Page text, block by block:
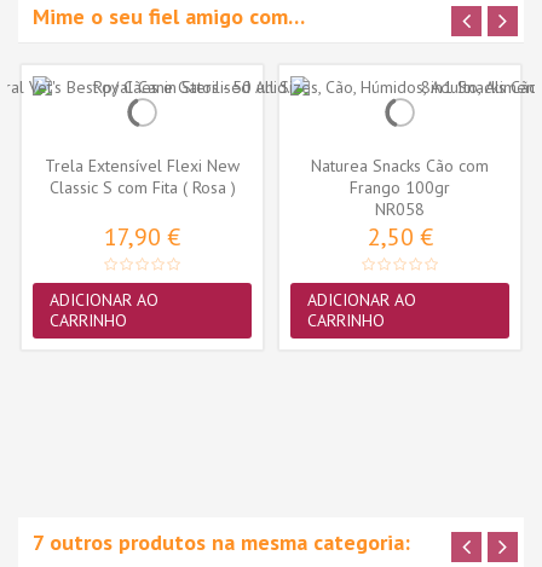
Mime o seu fiel amigo com…
Trela Extensível Flexi New
Classic S com Fita ( Rosa )
17,90 €
ADICIONAR AO
CARRINHO
Naturea Snacks Cão com
Frango 100gr
NR058
2,50 €
ADICIONAR AO
CARRINHO
7 outros produtos na mesma categoria: